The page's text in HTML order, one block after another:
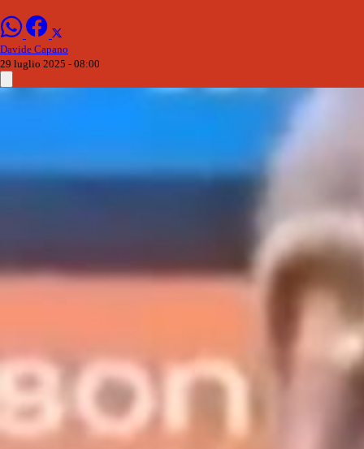
Davide Capano
29 luglio 2025 - 08:00